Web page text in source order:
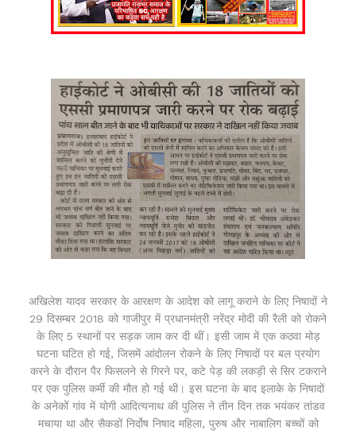
अखिलेश यादव सरकार के आरक्षण के आदेश को लागू कराने के लिए निषादों ने
29 दिसम्बर 2018 को गाजीपुर में प्रधानमंत्री नरेंद्र मोदी की रैली को रोकने
के लिए 5 स्थानों पर सड़क जाम कर दी थीं। इसी जाम में एक कठवा मोड़
घटना घटित हो गई, जिसमें आंदोलन रोकने के लिए निषादों पर बल प्रयोग
करने के दौरान पैर फिसलने से गिरने पर, कटे पेड़ की लकड़ी से सिर टकराने
पर एक पुलिस कर्मी की मौत हो गई थी। इस घटना के बाद इलाके के निषादों
के अनेकों गांव में योगी आदित्यनाथ की पुलिस ने तीन दिन तक भयंकर तांडव
मचाया था और सैकडों निर्दोष निषाद महिला, पुरुष और नाबालिग बच्चों को